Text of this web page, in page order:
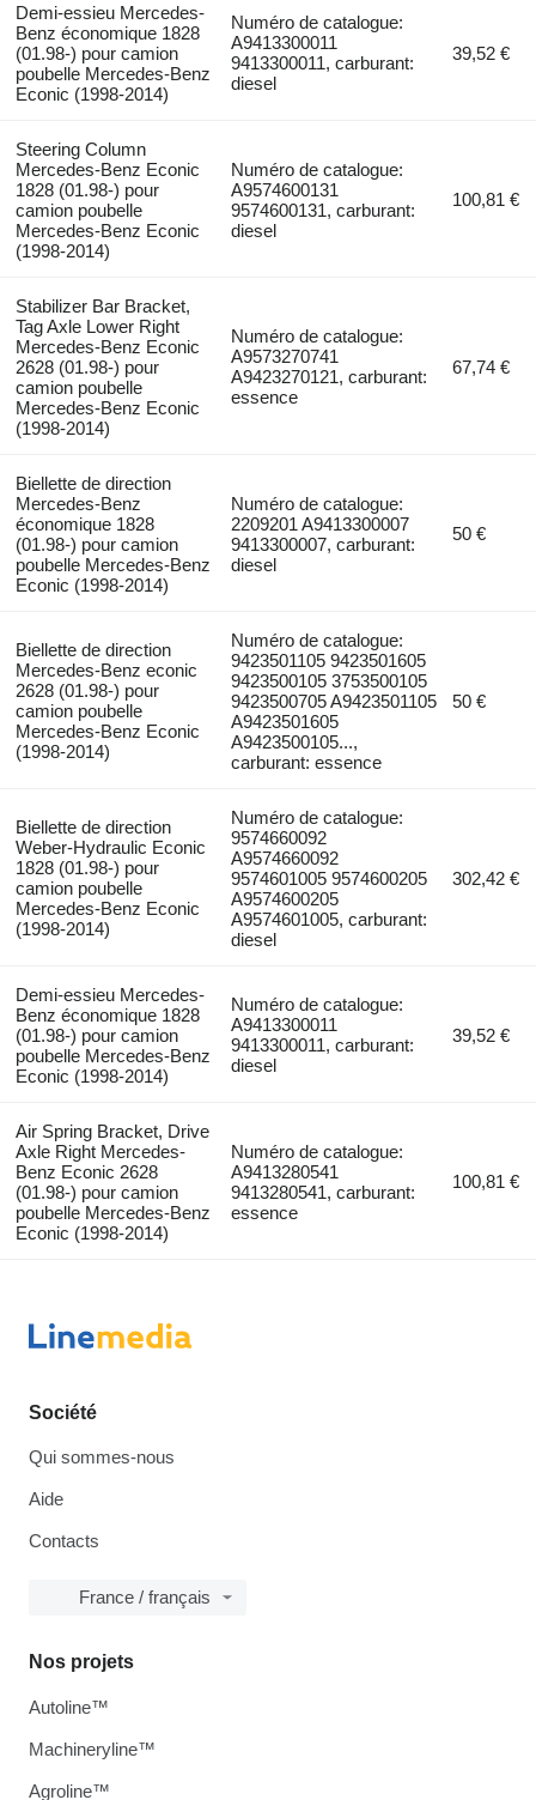
Demi-essieu Mercedes-
Benz économique 1828
(01.98-) pour camion
poubelle Mercedes-Benz
Econic (1998-2014)
Numéro de catalogue:
A9413300011
9413300011, carburant:
diesel
39,52 €
Steering Column
Mercedes-Benz Econic
1828 (01.98-) pour
camion poubelle
Mercedes-Benz Econic
(1998-2014)
Numéro de catalogue:
A9574600131
9574600131, carburant:
diesel
100,81 €
Stabilizer Bar Bracket,
Tag Axle Lower Right
Mercedes-Benz Econic
2628 (01.98-) pour
camion poubelle
Mercedes-Benz Econic
(1998-2014)
Numéro de catalogue:
A9573270741
A9423270121, carburant:
essence
67,74 €
Biellette de direction
Mercedes-Benz
économique 1828
(01.98-) pour camion
poubelle Mercedes-Benz
Econic (1998-2014)
Numéro de catalogue:
2209201 A9413300007
9413300007, carburant:
diesel
50 €
Biellette de direction
Mercedes-Benz econic
2628 (01.98-) pour
camion poubelle
Mercedes-Benz Econic
(1998-2014)
Numéro de catalogue:
9423501105 9423501605
9423500105 3753500105
9423500705 A9423501105
A9423501605
A9423500105...,
carburant: essence
50 €
Biellette de direction
Weber-Hydraulic Econic
1828 (01.98-) pour
camion poubelle
Mercedes-Benz Econic
(1998-2014)
Numéro de catalogue:
9574660092
A9574660092
9574601005 9574600205
A9574600205
A9574601005, carburant:
diesel
302,42 €
Demi-essieu Mercedes-
Benz économique 1828
(01.98-) pour camion
poubelle Mercedes-Benz
Econic (1998-2014)
Numéro de catalogue:
A9413300011
9413300011, carburant:
diesel
39,52 €
Air Spring Bracket, Drive
Axle Right Mercedes-
Benz Econic 2628
(01.98-) pour camion
poubelle Mercedes-Benz
Econic (1998-2014)
Numéro de catalogue:
A9413280541
9413280541, carburant:
essence
100,81 €
Société
Qui sommes-nous
Aide
Contacts
France / français
Nos projets
Autoline™
Machineryline™
Agroline™